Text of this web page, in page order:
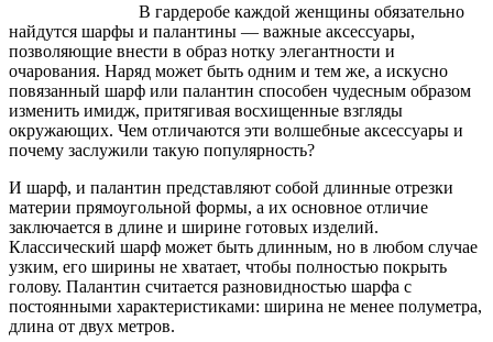
В гардеробе каждой женщины обязательно
найдутся шарфы и палантины — важные аксессуары,
позволяющие внести в образ нотку элегантности и
очарования. Наряд может быть одним и тем же, а искусно
повязанный шарф или палантин способен чудесным образом
изменить имидж, притягивая восхищенные взгляды
окружающих. Чем отличаются эти волшебные аксессуары и
почему заслужили такую популярность?
И шарф, и палантин представляют собой длинные отрезки
материи прямоугольной формы, а их основное отличие
заключается в длине и ширине готовых изделий.
Классический шарф может быть длинным, но в любом случае
узким, его ширины не хватает, чтобы полностью покрыть
голову. Палантин считается разновидностью шарфа с
постоянными характеристиками: ширина не менее полуметра,
длина от двух метров.